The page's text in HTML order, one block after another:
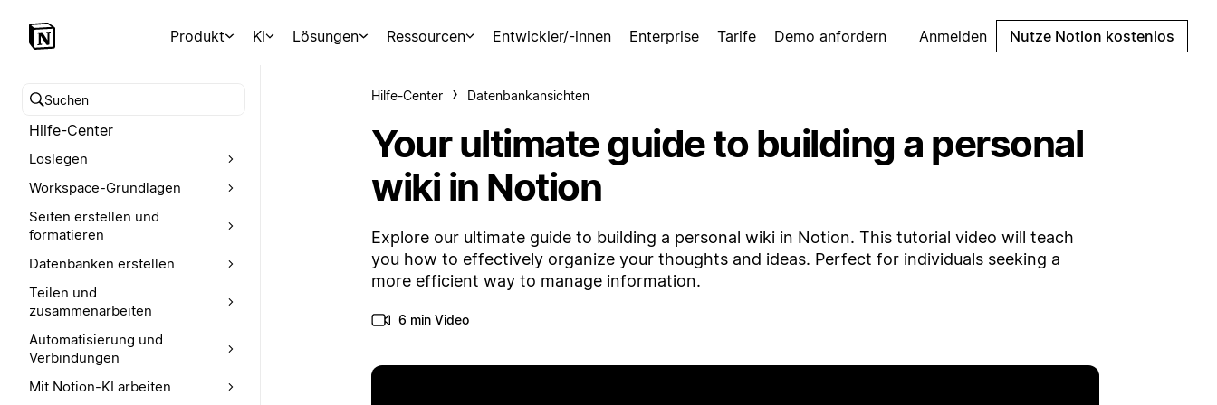
Produkt KI Lösungen Ressourcen Entwickler/-innen Enterprise Tarife Demo anfordern Anmelden Nutze Notion kostenlos
Hilfe-Center durchsuchen
Hilfe-Center
Loslegen
Workspace-Grundlagen
Seiten erstellen und
formatieren
Datenbanken erstellen
Teilen und
zusammenarbeiten
Automatisierung und
Verbindungen
Mit Notion-KI arbeiten
Hilfe-Center Datenbankansichten
Your ultimate guide to building a personal
wiki in Notion
Explore our ultimate guide to building a personal wiki in Notion. This tutorial video will teach
you how to effectively organize your thoughts and ideas. Perfect for individuals seeking a
more efficient way to manage information.
6 min Video